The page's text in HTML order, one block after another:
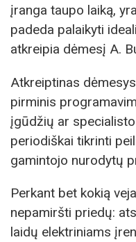
įranga taupo laiką,
padeda palaikyti
atkreipia dėmesį A.
Atkreiptinas
pirminis
įgūdžių ar
periodiškai tikrinti
gamintojo nurodytų
Perkant bet kokią
nepamiršti priedų:
laidų elektriniams